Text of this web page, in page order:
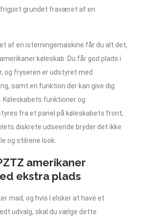
grundet fraværet af en
af en isterningemaskine får du alt det,
køleskab. Du får god plads i
og fryseren er udstyret med
samt en funktion der kan give dig
Køleskabets funktioner og
fra et panel på køleskabets front,
diskrete udseende bryder det ikke
og stilrene look.
amerikaner
ekstra plads
mad, og hvis I elsker at have et
udvalg, skal du vælge dette